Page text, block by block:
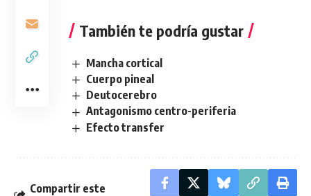
También te podría gustar
Mancha cortical
Cuerpo pineal
Deutocerebro
Antagonismo centro-periferia
Efecto transfer
Compartir este